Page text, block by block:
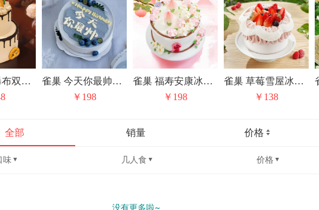
雀巢 黑巧瀑布双层冰淇淋/水果动物奶油生日蛋糕（上层是固定水果夹心）
雀巢 今天你最帅冰淇淋/水果动物奶油生日蛋糕
￥198
雀巢 福寿安康冰淇淋/水果动物奶油生日蛋糕
￥198
雀巢 草莓雪屋冰淇淋/水果动物奶油生日蛋糕
￥138
全部 销量 价格
味 几人食 价格
没有更多啦~